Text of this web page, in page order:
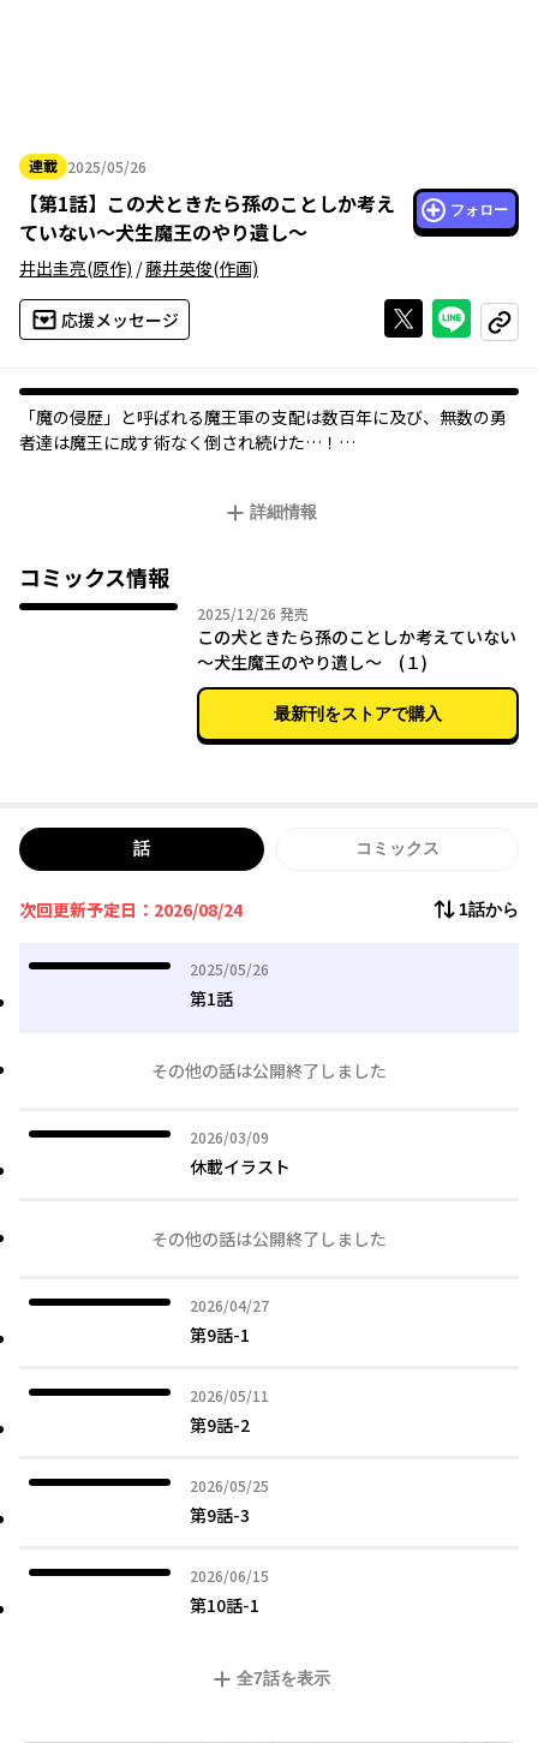
連載 2025/05/26
2025年05月26日
【第1話】 この犬ときたら孫のことしか考え
ていない～犬生魔王のやり遺し～
フォロー
井出圭亮(原作) /藤井英俊(作画)
応援メッセージ Xで投稿する
ライン
コピー
「魔の侵歴」と呼ばれる魔王軍の支配は数百年に及び、無数の勇
者達は魔王に成す術なく倒され続けた…！
を消した――。だが、死んだと言われていた魔王は、奇跡により生き
界の全てから狙われる孫娘を守り、平和に暮らしたいと切に願う
物語――。
詳細情報
コミックス情報
2025/12/26 2025年12月26日
発売
この犬ときたら孫のことしか考えていない
～犬生魔王のやり遺し～ (１)
最新刊をストアで購入
話 コミックス
次回更新予定日：2026/08/24 1話から
2025/05/26
2025年05月26日
第1話
その他の話は公開終了しました
2026/03/09
2026年03月09日
休載イラスト
その他の話は公開終了しました
2026/04/27
2026年04月27日
第9話-1
2026/05/11
2026年05月11日
第9話-2
2026/05/25
2026年05月25日
第9話-3
2026/06/15
2026年06月15日
第10話-1
全7話を表示